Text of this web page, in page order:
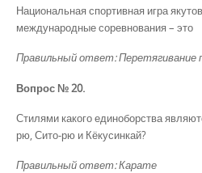
Национальная спортивная игра
международные соревнования – это
Правильный ответ: Перетягивание
Вопрос № 20.
Стилями какого единоборства
рю, Сито-рю и Кёкусинкай?
Правильный ответ: Карате